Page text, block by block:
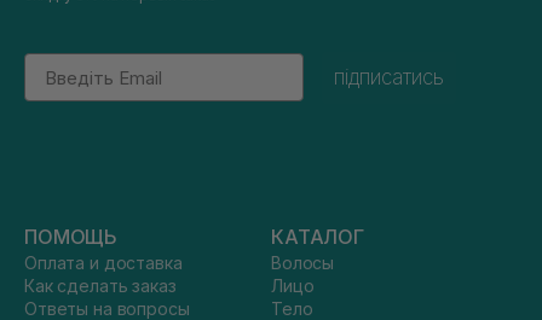
Email
підписатись
ПОМОЩЬ
Оплата и доставка
Как сделать заказ
Ответы на вопросы
КАТАЛОГ
Волосы
Лицо
Тело